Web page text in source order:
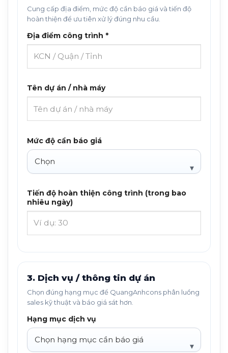
Cung cấp địa điểm, mức độ cần báo giá và tiến độ
hoàn thiện để ưu tiên xử lý đúng nhu cầu.
Địa điểm công trình *
Tên dự án / nhà máy
Mức độ cần báo giá
Tiến độ hoàn thiện công trình (trong bao
nhiêu ngày)
3. Dịch vụ / thông tin dự án
Chọn đúng hạng mục để QuangAnhcons phân luồng
sales kỹ thuật và báo giá sát hơn.
Hạng mục dịch vụ